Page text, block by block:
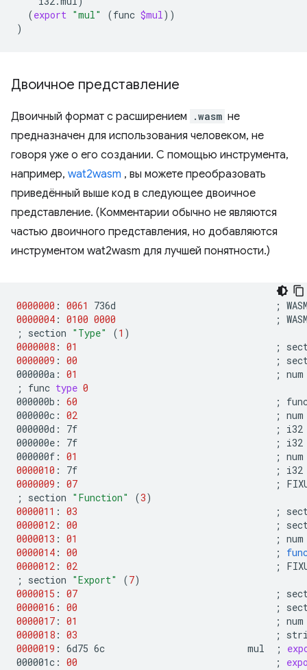
(export "mul" (func $mul))
)
Двоичное представление
Двоичный формат с расширением .wasm не
предназначен для использования человеком, не
говоря уже о его создании. С помощью инструмента,
например, wat2wasm , вы можете преобразовать
приведённый выше код в следующее двоичное
представление. (Комментарии обычно не являются
частью двоичного представления, но добавляются
инструментом wat2wasm для лучшей понятности.)
0000000 : 0061 736d
;
0000004 : 0100 0000
;
;
section "Type" (1 )
0000008 : 01 ;
0000009 : 00 ;
000000a: 01 ; num
;
func type 0
000000b: 60 ;
000000c: 02 ; num
000000d:
7f ;
i32
000000e:
7f ;
i32
000000f: 01 ; num
0000010 : 7f ;
0000009 : 07 ;
;
section "Function" (3)
0000011 : 03 ;
0000012 : 00 ;
0000013 : 01 ; num
0000014 : 00 ;
0000012 : 02 ;
;
section "Export" (7)
0000015 : 07 ;
0000016 : 00 ;
0000017 : 01 ; num
0000018 : 03 ;
0000019 : 6d75 6c mul ;
000001c: 00 ;